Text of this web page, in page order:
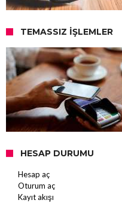
TEMASSIZ İŞLEMLER
HESAP DURUMU
Hesap aç
Oturum aç
Kayıt akışı